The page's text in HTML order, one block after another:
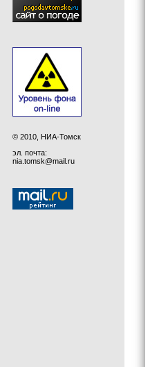
© 2010, НИА-Томск
эл. почта:
nia.tomsk@mail.ru